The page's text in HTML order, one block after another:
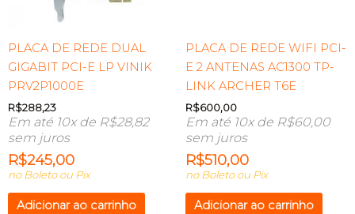
PLACA DE REDE DUAL
GIGABIT PCI-E LP VINIK
PRV2P1000E
R$288,23
Em até 10x de R$28,82
sem juros
R$245,00
no Boleto ou Pix
Adicionar ao carrinho
PLACA DE REDE WIFI PCI-
E 2 ANTENAS AC1300 TP-
LINK ARCHER T6E
R$600,00
Em até 10x de R$60,00
sem juros
R$510,00
no Boleto ou Pix
Adicionar ao carrinho